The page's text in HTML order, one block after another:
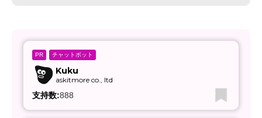
PR チャットボット
Kuku
askitmore co., ltd
支持数:888